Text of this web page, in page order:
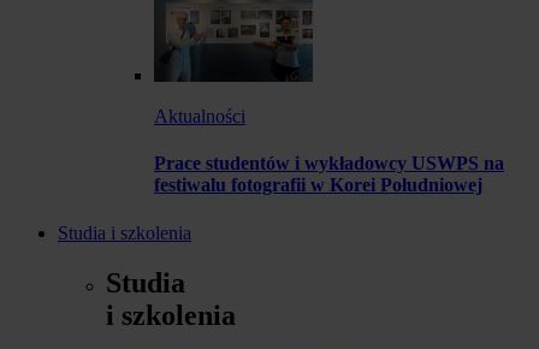
Aktualności
Prace studentów i wykładowcy USWPS na
festiwalu fotografii w Korei Południowej
Studia i szkolenia
Studia
i szkolenia